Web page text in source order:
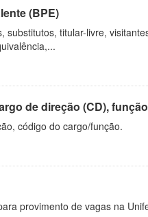
(BPE)
substitutos, titular-livre,
de direção (CD),
código do cargo/função.
provimento de vagas na